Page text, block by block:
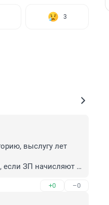
3
выслугу лет
если ЗП начисляют
+0 –0